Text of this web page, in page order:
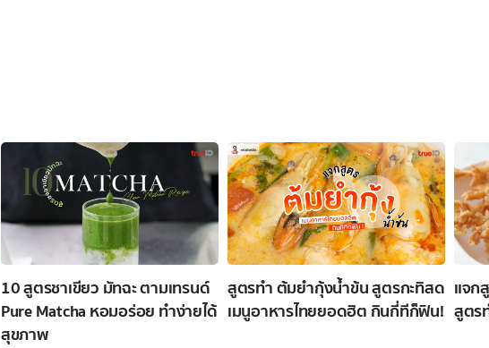
10 สูตรชาเขียว มัทฉะ ตามเทรนด์
Pure Matcha หอมอร่อย ทำง่ายได้
สุขภาพ
สูตรทำ ต้มยำกุ้งน้ำข้น สูตรกะทิสด
เมนูอาหารไทยยอดฮิต กินกี่ทีก็ฟิน!
แจก
สูตร